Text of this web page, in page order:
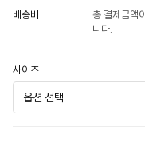
배송비
총 결제금
니다.
사이즈